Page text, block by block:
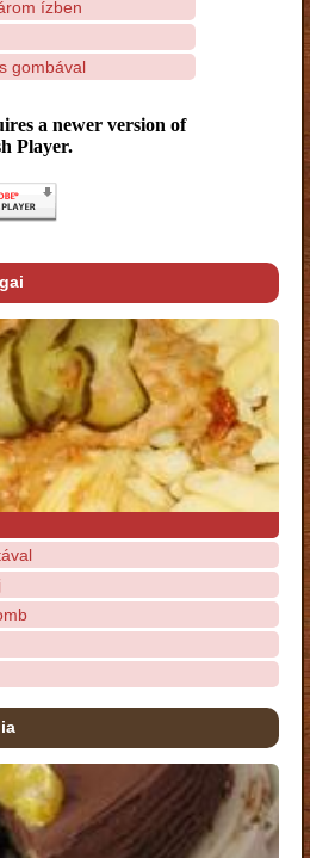
ízben
gombával
a newer version of
Player.